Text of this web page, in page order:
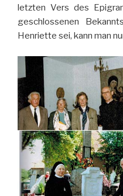
letzten Vers des
geschlossenen
Henriette sei, kann man